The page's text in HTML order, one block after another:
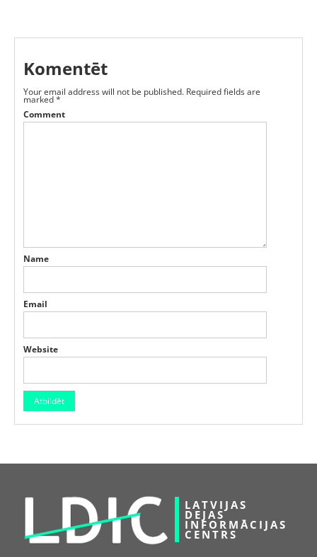
Komentēt
Your email address will not be published. Required fields are
marked*
Comment
Name
Email
Website
LATVIJAS
DEJAS
INFORMĀCIJAS
CENTRS